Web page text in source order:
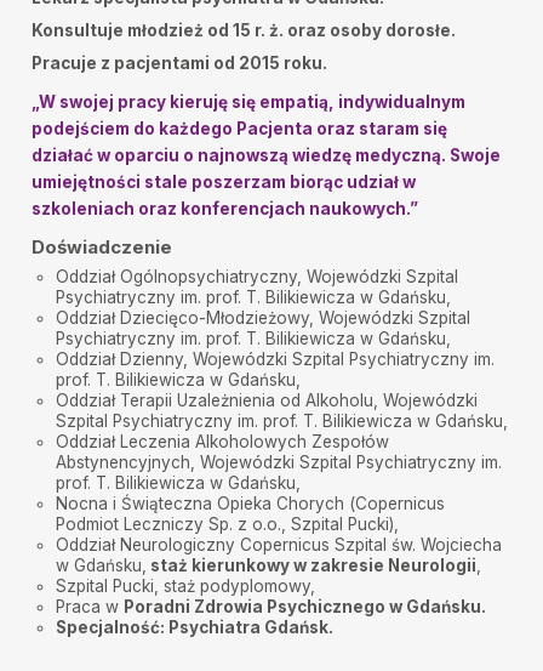
Syn zadowolony z przebiegu wizyty u Pana doktora.
Polecam :)
Kamil•2025-12-16
Polecam, lekarz pomógł w nagłym problemie.
Joanna Flasińska
2025-12-04
Pan doktor Patryk Górski to prawdziwy
profesjonalista. Z pełnym zaangażowaniem
podchodzi do pacjenta, słucha uważnie i oferuje
trafne rozwiązania, dzięki niemu czułam się
zrozumiana i zaopiekowana. Serdecznie polecam
każdemu, kto szuka rzetelnego i troskliwego
specjalisty!
Małgorzata Krawczak •2025-12-02
Bardzo rzeczowa wizyta. Pan Patryk profesjonslny
Piotr•2025-11-28
Lekarz bardzo wnikliwie przejrzał moją dokumentację
medyczną, wszystko dokładnie wyjaśnił i omówił plan
leczenia. Miły, spokojny i rzeczowy w kontakcie.
Gorąco polecam
waldek•2025-11-28
Bardzo dobry lekarz
Mama z 15-letnia pacjentką• 2025-11-11
Wywiad zebrany szczegółowo, konkretne szerokie
zalecenia, wskazany dalszy plan działania.
Konsultuje młodzież od 15 r. ż. oraz osoby dorosłe.
Pracuje z pacjentami od 2015 roku.
„W swojej pracy kieruję się empatią, indywidualnym
podejściem do każdego Pacjenta oraz staram się
działać w oparciu o najnowszą wiedzę medyczną. Swoje
umiejętności stale poszerzam biorąc udział w
szkoleniach oraz konferencjach naukowych.”
Doświadczenie
Oddział Ogólnopsychiatryczny, Wojewódzki Szpital
Psychiatryczny im. prof. T. Bilikiewicza w Gdańsku,
Oddział Dziecięco-Młodzieżowy, Wojewódzki Szpital
Psychiatryczny im. prof. T. Bilikiewicza w Gdańsku,
Oddział Dzienny, Wojewódzki Szpital Psychiatryczny im.
prof. T. Bilikiewicza w Gdańsku,
Oddział Terapii Uzależnienia od Alkoholu, Wojewódzki
Szpital Psychiatryczny im. prof. T. Bilikiewicza w Gdańsku,
Oddział Leczenia Alkoholowych Zespołów
Abstynencyjnych, Wojewódzki Szpital Psychiatryczny im.
prof. T. Bilikiewicza w Gdańsku,
Nocna i Świąteczna Opieka Chorych (Copernicus
Podmiot Leczniczy Sp. z o.o., Szpital Pucki),
Oddział Neurologiczny Copernicus Szpital św. Wojciecha
w Gdańsku, staż kierunkowy w zakresie Neurologii
Szpital Pucki, staż podyplomowy,
Praca w Poradni Zdrowia Psychicznego w Gdańsku.
Specjalność: Psychiatra Gdańsk.